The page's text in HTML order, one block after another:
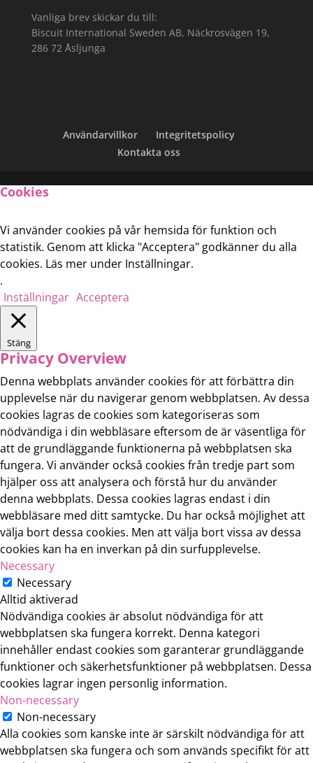
Vanliga brev skickar du till:
Biscuit International Sweden AB, Näckrosvägen 19,
286 72 Åsljunga
Användarvillkor
Integritetspolicy
Kontakta oss
Cookies
Vi använder cookies på vår hemsida för funktion och
statistik. Genom att klicka "Acceptera" godkänner du alla
cookies. Läs mer under Inställningar.
.
Inställningar Acceptera
Stäng
Privacy Overview
Denna webbplats använder cookies för att förbättra din
upplevelse när du navigerar genom webbplatsen. Av dessa
cookies lagras de cookies som kategoriseras som
nödvändiga i din webbläsare eftersom de är väsentliga för
att de grundläggande funktionerna på webbplatsen ska
fungera. Vi använder också cookies från tredje part som
hjälper oss att analysera och förstå hur du använder
denna webbplats. Dessa cookies lagras endast i din
webbläsare med ditt samtycke. Du har också möjlighet att
välja bort dessa cookies. Men att välja bort vissa av dessa
cookies kan ha en inverkan på din surfupplevelse.
Necessary
Necessary
Alltid aktiverad
Nödvändiga cookies är absolut nödvändiga för att
webbplatsen ska fungera korrekt. Denna kategori
innehåller endast cookies som garanterar grundläggande
funktioner och säkerhetsfunktioner på webbplatsen. Dessa
cookies lagrar ingen personlig information.
Non-necessary
Non-necessary
Alla cookies som kanske inte är särskilt nödvändiga för att
webbplatsen ska fungera och som används specifikt för att